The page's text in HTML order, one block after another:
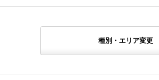
種別・エリア変更